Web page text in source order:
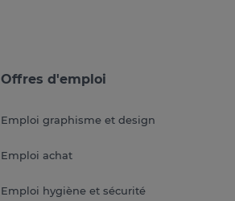
Offres d'emploi
Emploi graphisme et design
Emploi achat
Emploi hygiène et sécurité